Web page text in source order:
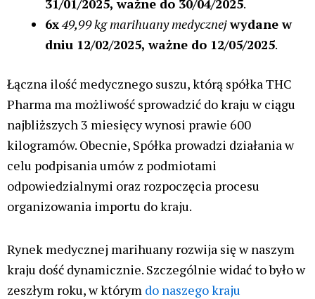
31/01/2025, ważne do 30/04/2025.
6x49,99 kg marihuany medycznejwydane w
dniu 12/02/2025, ważne do 12/05/2025.
Łączna ilość medycznego suszu, którą spółka THC
Pharma ma możliwość sprowadzić do kraju w ciągu
najbliższych 3 miesięcy wynosi prawie 600
kilogramów. Obecnie, Spółka prowadzi działania w
celu podpisania umów z podmiotami
odpowiedzialnymi oraz rozpoczęcia procesu
organizowania importu do kraju.
Rynek medycznej marihuany rozwija się w naszym
kraju dość dynamicznie. Szczególnie widać to było w
zeszłym roku, w którym do naszego kraju